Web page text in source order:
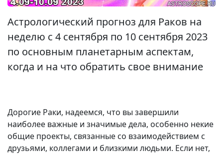
Астрологический прогноз для Раков на
неделю с 4 сентября по 10 сентября 2023
по основным планетарным аспектам,
когда и на что обратить свое внимание
Дорогие Раки, надеемся, что вы завершили
наиболее важные и значимые дела, особенно некие
общие проекты, связанные со взаимодействием с
друзьями, коллегами и близкими людьми. Если нет,